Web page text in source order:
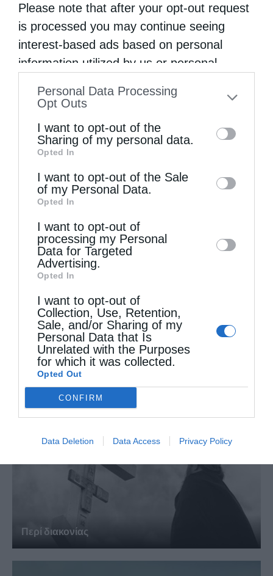
Please note that after your opt-out request
is processed you may continue seeing
interest-based ads based on personal
information utilized by us or personal
to your opt-out. You may separately opt-out
information by third parties on the IAB’s list
of downstream participants. This
information may also be disclosed by us to
third parties on theIAB’s List of
Downstream Participants
disclose it to other third parties.
Personal Data Processing
Opt Outs
I want to opt-out of the
Sharing of my personal data.
Opted In
I want to opt-out of the Sale
of my Personal Data.
Opted In
I want to opt-out of
processing my Personal
Data for Targeted
Advertising.
Opted In
I want to opt-out of
Collection, Use, Retention,
Sale, and/or Sharing of my
Personal Data that Is
Unrelated with the Purposes
for which it was collected.
Opted Out
CONFIRM
Data Deletion Data Access Privacy Policy
Τα Ιερά Κείμενα
Ο Θεός φα­νε­ρώ­νει την φι­λαν­θρω­πία Του
Περί διακονίας